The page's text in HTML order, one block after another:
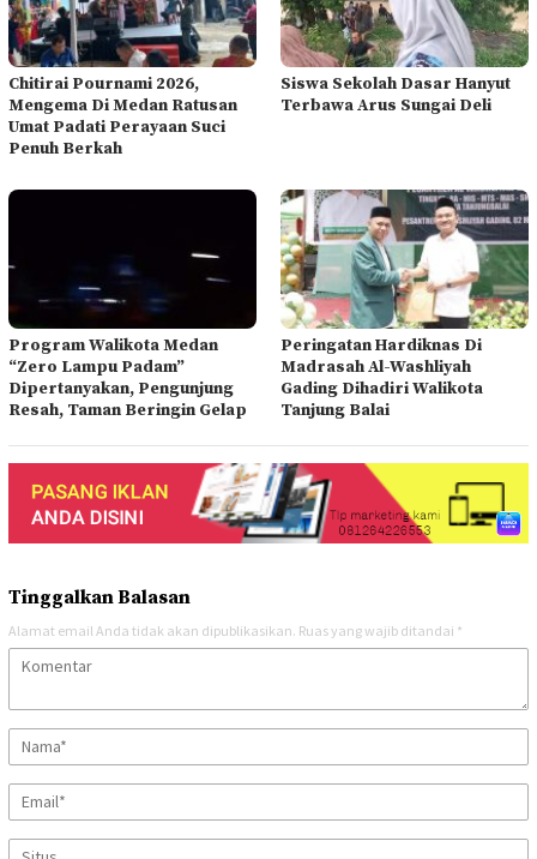
Chitirai Pournami 2026,
Mengema Di Medan Ratusan
Umat Padati Perayaan Suci
Penuh Berkah
Siswa Sekolah Dasar Hanyut
Terbawa Arus Sungai Deli
Program Walikota Medan
“Zero Lampu Padam”
Dipertanyakan, Pengunjung
Resah, Taman Beringin Gelap
Peringatan Hardiknas Di
Madrasah Al-Washliyah
Gading Dihadiri Walikota
Tanjung Balai
Tinggalkan Balasan
Alamat email Anda tidak akan dipublikasikan. Ruas yang wajib ditandai *